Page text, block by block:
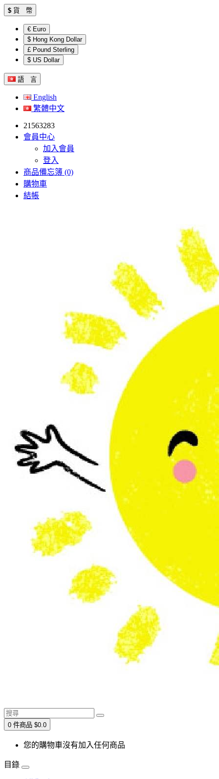
$ 貨 幣
€ Euro
$ Hong Kong Dollar
£ Pound Sterling
$ US Dollar
語 言
English
繁體中文
21563283
會員中心
加入會員
登入
商品備忘簿 (0)
購物車
結帳
0 件商品 $0.0
您的購物車沒有加入任何商品
目錄